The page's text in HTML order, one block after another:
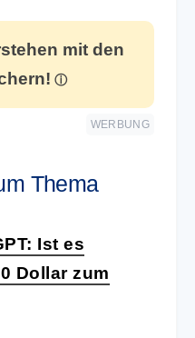
mit den
WERBUNG
Thema
Ist es
Dollar zum